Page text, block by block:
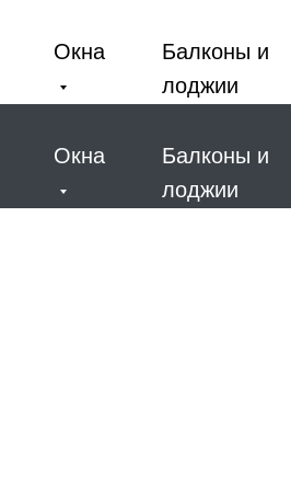
Окна
Балконы и
лоджии
Окна
Балконы и
лоджии